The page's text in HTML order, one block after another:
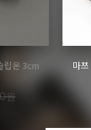
들 3.5cm
원
마쯔